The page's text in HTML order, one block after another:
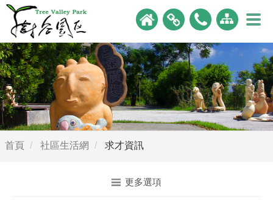
首頁 社區生活網 求才資訊
更多選項